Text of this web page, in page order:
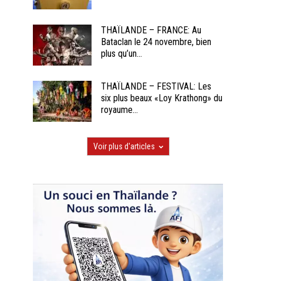
THAÏLANDE – FRANCE: Au
Bataclan le 24 novembre, bien
plus qu’un...
THAÏLANDE – FESTIVAL: Les
six plus beaux «Loy Krathong» du
royaume...
Voir plus d'articles